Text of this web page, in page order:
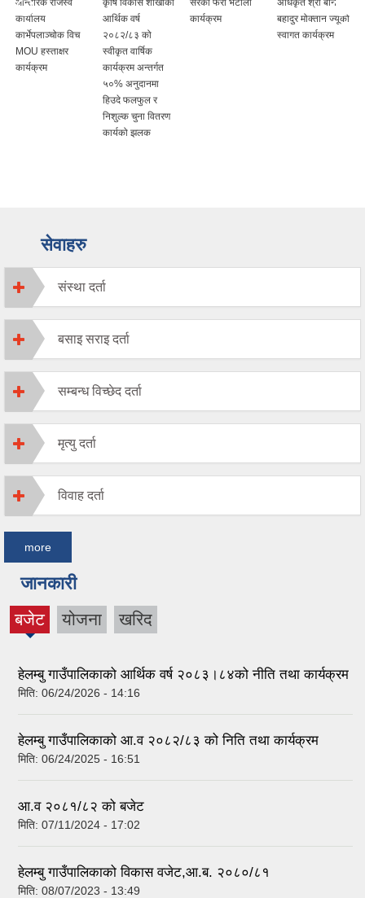
आन्तरिक राजस्व
कार्यालय
कार्भेपलाञ्चोक विच
MOU हस्ताक्षर
कार्यक्रम
कृषि विकास शाखाको
आर्थिक वर्ष
२०८२/८३ को
स्वीकृत वार्षिक
कार्यक्रम अन्तर्गत
५०% अनुदानमा
हिउदे फलफुल र
निशुल्क चुना वितरण
कार्यको झलक
सरको फेरी भेटौला
कार्यक्रम
अधिकृत श्री बेनि
बहादुर मोक्तान ज्यूको
स्वागत कार्यक्रम
सेवाहरु
संस्था दर्ता
बसाइ सराइ दर्ता
सम्बन्ध विच्छेद दर्ता
मृत्यु दर्ता
विवाह दर्ता
more
जानकारी
बजेट
(active
योजना खरिद
हेलम्बु गाउँपालिकाको आर्थिक वर्ष २०८३।८४को नीति तथा कार्यक्रम
मिति: 06/24/2026 - 14:16
हेलम्बु गाउँपालिकाको आ.व २०८२/८३ को निति तथा कार्यक्रम
मिति: 06/24/2025 - 16:51
आ.व २०८१/८२ को बजेट
मिति: 07/11/2024 - 17:02
हेलम्बु गाउँपालिकाको विकास वजेट,आ.ब. २०८०/८१
मिति: 08/07/2023 - 13:49